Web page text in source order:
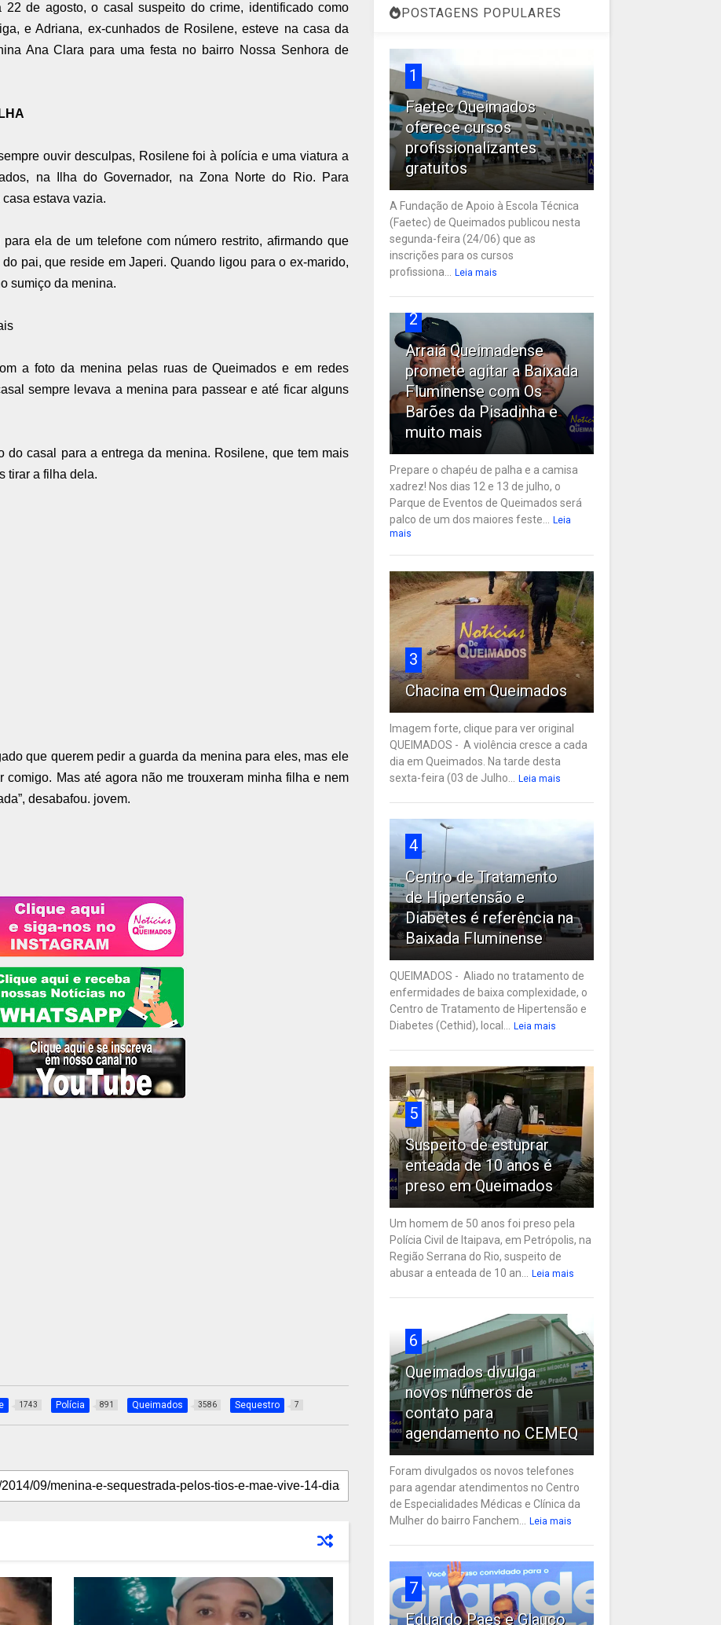
de agosto, o casal suspeito do crime, identificado como
e Adriana, ex-cunhados de Rosilene, esteve na casa da
Ana Clara para uma festa no bairro Nossa Senhora de
ouvir desculpas, Rosilene foi à polícia e uma viatura a
na Ilha do Governador, na Zona Norte do Rio. Para
estava vazia.
ela de um telefone com número restrito, afirmando que
pai, que reside em Japeri. Quando ligou para o ex-marido,
sumiço da menina.
a foto da menina pelas ruas de Queimados e em redes
sempre levava a menina para passear e até ficar alguns
do casal para a entrega da menina. Rosilene, que tem mais
tirar a filha dela.
que querem pedir a guarda da menina para eles, mas ele
Mas até agora não me trouxeram minha filha e nem
desabafou. jovem.
1743 Polícia 891 Queimados 3586 Sequestro 7
POSTAGENS POPULARES
1
Faetec Queimados
oferece cursos
profissionalizantes
gratuitos
A Fundação de Apoio à Escola Técnica
(Faetec) de Queimados publicou nesta
segunda-feira (24/06) que as
inscrições para os cursos
profissiona...
Leia mais
2
Arraiá Queimadense
promete agitar a Baixada
Fluminense com Os
Barões da Pisadinha e
muito mais
Prepare o chapéu de palha e a camisa
xadrez! Nos dias 12 e 13 de julho, o
Parque de Eventos de Queimados será
palco de um dos maiores feste...
Leia
mais
3
Chacina em Queimados
Imagem forte, clique para ver original
QUEIMADOS - A violência cresce a cada
dia em Queimados. Na tarde desta
sexta-feira (03 de Julho...
Leia mais
4
Centro de Tratamento
de Hipertensão e
Diabetes é referência na
Baixada Fluminense
QUEIMADOS - Aliado no tratamento de
enfermidades de baixa complexidade, o
Centro de Tratamento de Hipertensão e
Diabetes (Cethid), local...
Leia mais
5
Suspeito de estuprar
enteada de 10 anos é
preso em Queimados
Um homem de 50 anos foi preso pela
Polícia Civil de Itaipava, em Petrópolis, na
Região Serrana do Rio, suspeito de
abusar a enteada de 10 an...
Leia mais
6
Queimados divulga
novos números de
contato para
agendamento no CEMEQ
Foram divulgados os novos telefones
para agendar atendimentos no Centro
de Especialidades Médicas e Clínica da
Mulher do bairro Fanchem...
Leia mais
7
Eduardo Paes e Glauco